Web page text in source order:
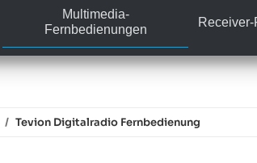
Multimedia-
Fernbedienungen
Tevion Digitalradio Fernbedienung